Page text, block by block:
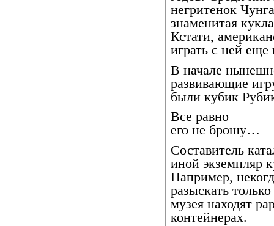
негритенок
знаменитая
Кстати,
играть с ней еще
В начале
развивающие
были кубик
Все равно
его не брошу…
Составитель
иной экземпляр
Например,
разыскать
музея находят
контейнерах.